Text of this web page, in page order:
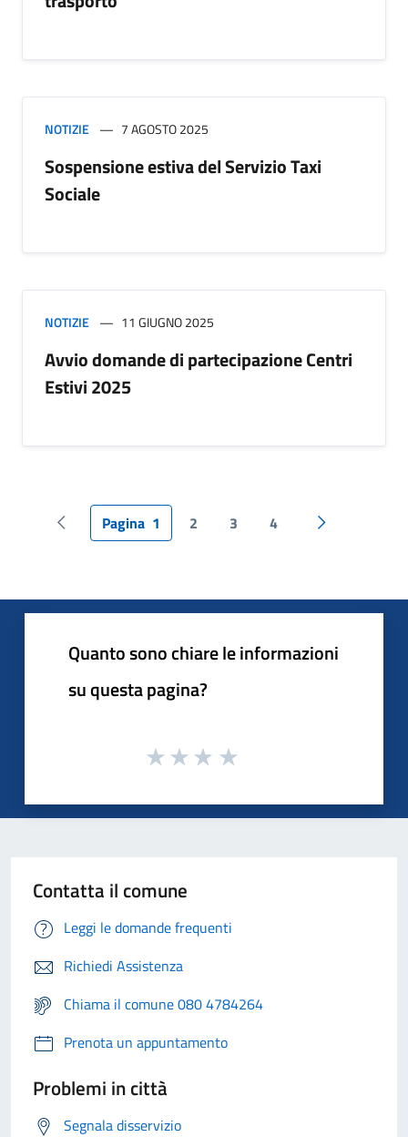
NOTIZIE 7 AGOSTO 2025
Sospensione estiva del Servizio Taxi
Sociale
NOTIZIE 11 GIUGNO 2025
Avvio domande di partecipazione Centri
Estivi 2025
Pagina precedente
Pagina 1 2 3 4 Pagina
Quanto sono chiare le informazioni
su questa pagina?
Contatta il comune
Leggi le domande frequenti
Richiedi Assistenza
Chiama il comune 080 4784264
Prenota un appuntamento
Problemi in città
Segnala disservizio